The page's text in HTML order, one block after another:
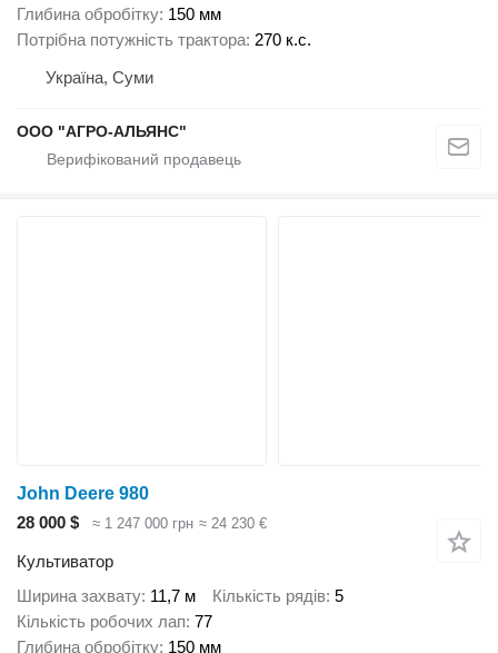
Глибина обробітку 150 мм
Потрібна потужність трактора 270 к.с.
Україна, Суми
ООО "АГРО-АЛЬЯНС"
John Deere 980
28 000 $
≈ 1 247 000 грн ≈ 24 230 €
Культиватор
Ширина захвату 11,7 м Кількість рядів 5
Кількість робочих лап 77
Глибина обробітку 150 мм